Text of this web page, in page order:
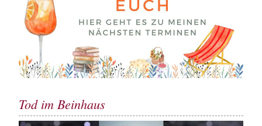
Tod im Beinhaus